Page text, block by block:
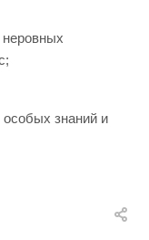
неровных
особых знаний и